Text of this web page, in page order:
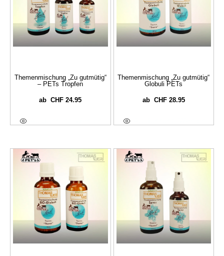
Themenmischung „Zu gutmütig“
– PETs Tropfen
abCHF 24.95
Themenmischung „Zu gutmütig“
Globuli PETs
ab CHF28.95